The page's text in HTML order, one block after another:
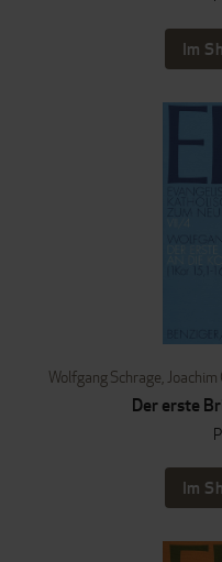
Im
Wolfgang Schrage, Joachim
Der erste
Im